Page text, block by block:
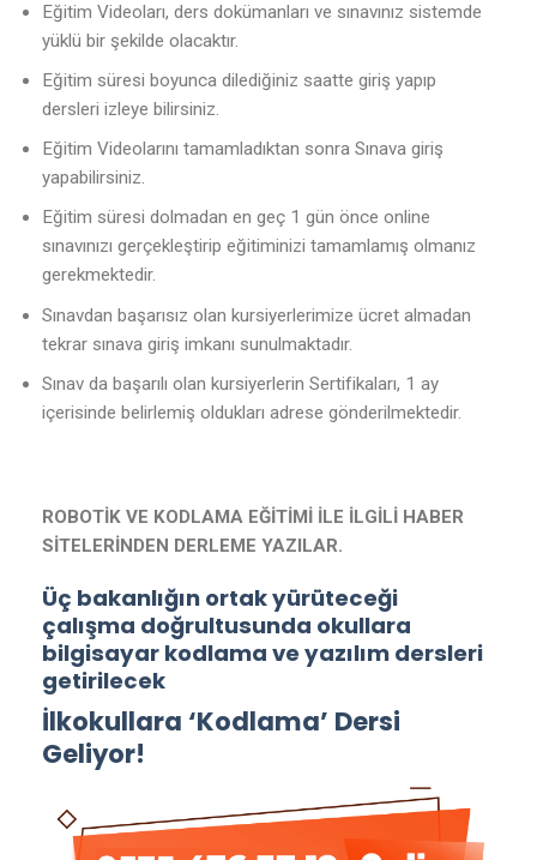
Eğitim Videoları, ders dokümanları ve sınavınız sistemde
yüklü bir şekilde olacaktır.
Eğitim süresi boyunca dilediğiniz saatte giriş yapıp
dersleri izleye bilirsiniz.
Eğitim Videolarını tamamladıktan sonra Sınava giriş
yapabilirsiniz.
Eğitim süresi dolmadan en geç 1 gün önce online
sınavınızı gerçekleştirip eğitiminizi tamamlamış olmanız
gerekmektedir.
Sınavdan başarısız olan kursiyerlerimize ücret almadan
tekrar sınava giriş imkanı sunulmaktadır.
Sınav da başarılı olan kursiyerlerin Sertifikaları, 1 ay
içerisinde belirlemiş oldukları adrese gönderilmektedir.
ROBOTİK VE KODLAMA EĞİTİMİ İLE İLGİLİ HABER
SİTELERİNDEN DERLEME YAZILAR.
Üç bakanlığın ortak yürüteceği
çalışma doğrultusunda okullara
bilgisayar kodlama ve yazılım dersleri
getirilecek
İlkokullara ‘Kodlama’ Dersi
Geliyor!